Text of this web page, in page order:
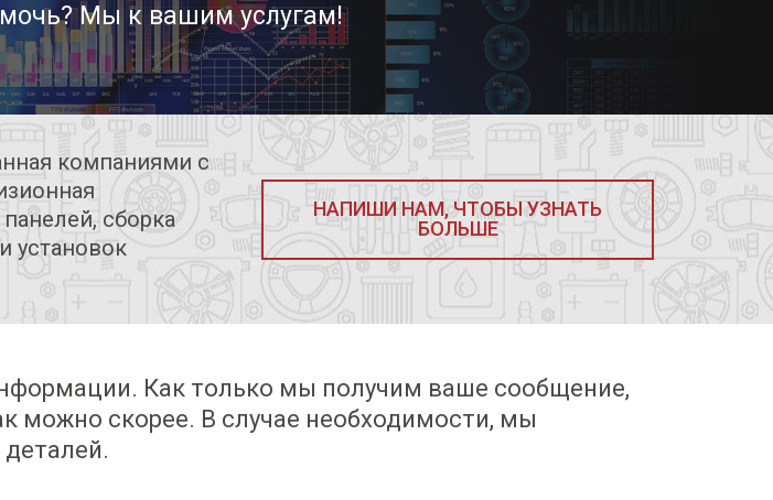
Мы к вашим услугам!
компаниями с
сборка
установок
НАПИШИ НАМ, ЧТОБЫ УЗНАТЬ
БОЛЬШЕ
Как только мы получим ваше сообщение,
можно скорее. В случае необходимости, мы